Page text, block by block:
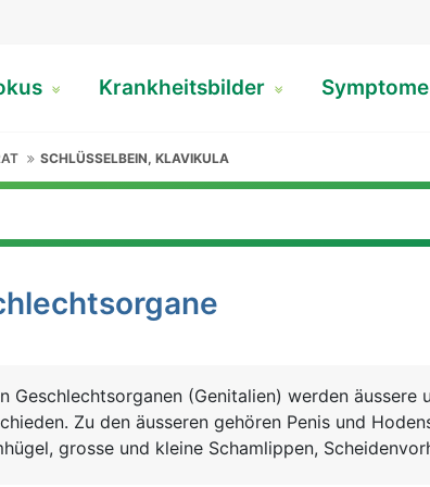
Krankheitsbilder Symptome
SCHLÜSSELBEIN, KLAVIKULA
Geschlechtsorganen (Genitalien) werden äussere
Zu den äusseren gehören Penis und
grosse und kleine Schamlippen,